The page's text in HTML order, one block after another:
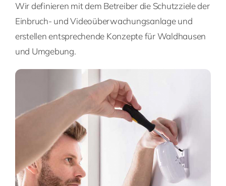
Wir definieren mit dem Betreiber die Schutzziele der
Einbruch- und Videoüberwachungsanlage und
erstellen entsprechende Konzepte für Waldhausen
und Umgebung.